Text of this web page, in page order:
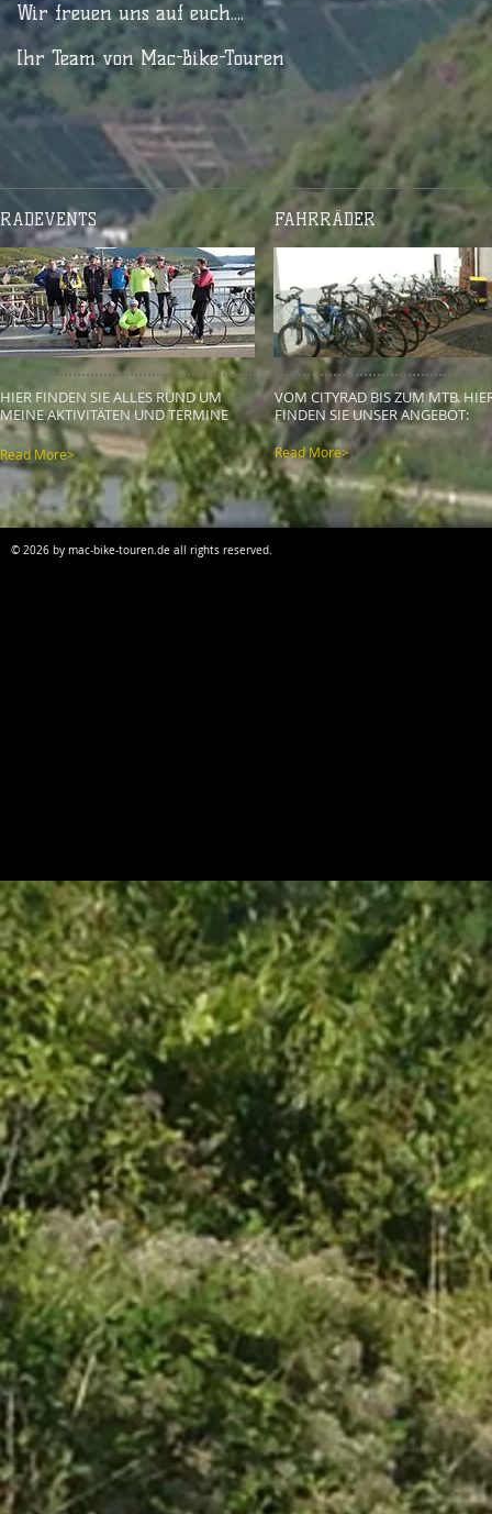
Wir freuen uns auf euch....
Ihr Team von Mac-Bike-Touren
RADEVENTS FAHRRÄDER
HIER FINDEN SIE ALLES RUND UM
MEINE AKTIVITÄTEN UND TERMINE
VOM CITYRAD BIS ZUM MTB.
FINDEN SIE UNSER ANGEBOT:
Read More> Read More>
© 2026 by mac-bike-touren.de all rights reserved.